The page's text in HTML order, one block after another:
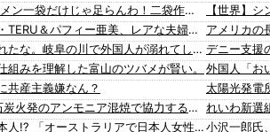
【悲報】 ワイ「ラーメン一袋だけじゃ足らんわ！二袋作ったろ！」→結果ｗｗｗ
【最新画像】 GLAY・TERU＆パフィー亜美、レアな夫婦ショットを公開してしまう！
【動画】よく助けられたな。岐阜の川で外国人が溺れてしまう事故。
組みを理解した富山のツバメが賢い。
共産主義嫌なん？
韓国政府「3年前に石炭火発のアンモニア混焼で協力するっていったけどあれ取りやめな。政権変わったし」……韓国とまともな協力ができない理由、これなんですよね
入国拒否の半数が日本人!? 「オーストラリアで日本人女性が売春」
【世界】
れいわ新選